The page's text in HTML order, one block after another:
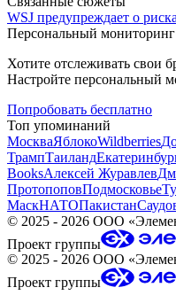
WSJ предупреждает о
Персональный мониторинг
Хотите отслеживать свои
Настройте персональный
Попробовать бесплатно
Топ упоминаний
МоскваЯблокоWildberries
ТрампТаиланд
BooksАлексей Журавлев
ПротопоповПодмосковье
МаскНАТОПакистан
© 2025 - 2026 ООО
Проект группы
© 2025 - 2026 ООО
Проект группы